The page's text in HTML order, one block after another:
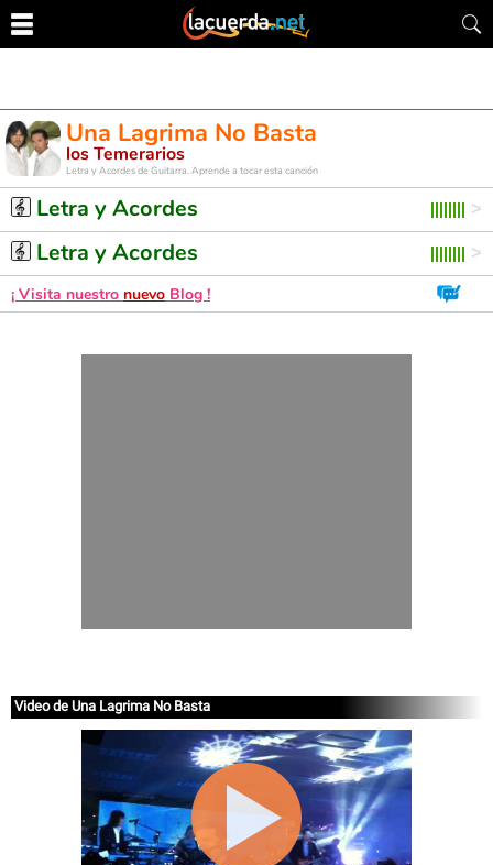
Una Lagrima No Basta
los Temerarios
Letra y Acordes de Guitarra. Aprende a tocar esta canción
Letra y Acordes
Letra y Acordes
¡ Visita nuestro nuevo Blog !
Video de Una Lagrima No Basta